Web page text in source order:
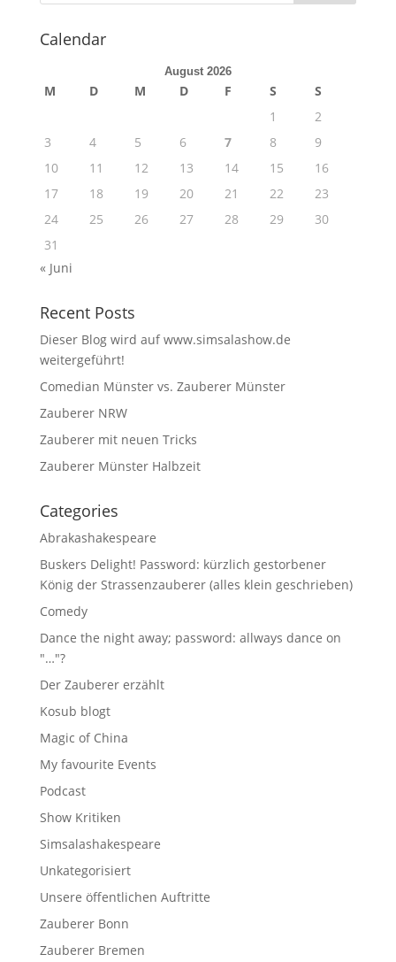
Calendar
August 2026
M D M D F S
S
1
2
3
4 5 6 7 8
9
10
11 12 13 14 15
16
17
18 19 20 21 22
23
24
25 26 27 28 29
30
31
« Juni
Recent Posts
Dieser Blog wird auf www.simsalashow.de
weitergeführt!
Comedian Münster vs. Zauberer Münster
Zauberer NRW
Zauberer mit neuen Tricks
Zauberer Münster Halbzeit
Categories
Abrakashakespeare
Buskers Delight! Password: kürzlich gestorbener
König der Strassenzauberer (alles klein geschrieben)
Comedy
Dance the night away; password: allways dance on
"…"?
Der Zauberer erzählt
Kosub blogt
Magic of China
My favourite Events
Podcast
Show Kritiken
Simsalashakespeare
Unkategorisiert
Unsere öffentlichen Auftritte
Zauberer Bonn
Zauberer Bremen